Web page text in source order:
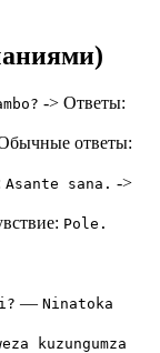
-> Ответы:
ответы:
Asante sana. ->
Pole.
— Ninatoka
kuzungumza